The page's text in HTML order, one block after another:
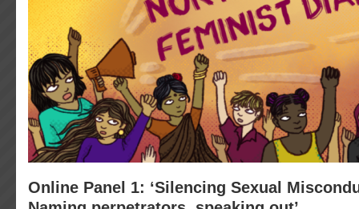
Online Panel 1: ‘Silencing Sexual